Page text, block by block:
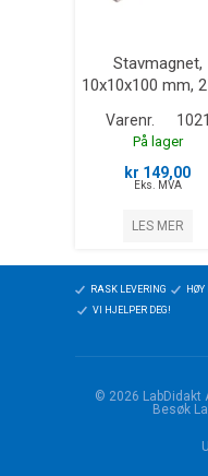
Stavmagnet,
10x10x100 mm,
Varenr.
På lager
kr 149,00
Eks. MVA
LES MER
RASK LEVERING HØY
VI HJELPER DEG!
© 2026 LabDidakt
Besøk